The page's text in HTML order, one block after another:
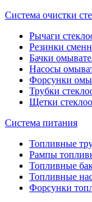
Система очистки
Рычаги
Резинки
Бачки
Насосы
Форсунки
Трубки
Щетки
Система питания
Топливные
Рампы
Топливные
Топливные
Форсунки